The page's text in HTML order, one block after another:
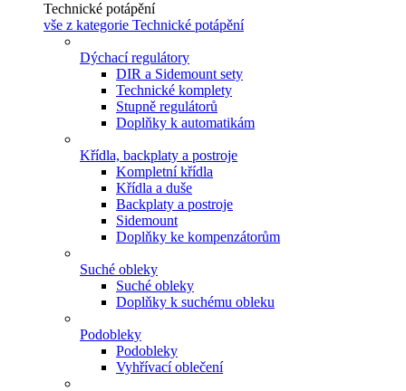
Technické potápění
vše z kategorie Technické potápění
Dýchací regulátory
DIR a Sidemount sety
Technické komplety
Stupně regulátorů
Doplňky k automatikám
Křídla, backplaty a postroje
Kompletní křídla
Křídla a duše
Backplaty a postroje
Sidemount
Doplňky ke kompenzátorům
Suché obleky
Suché obleky
Doplňky k suchému obleku
Podobleky
Podobleky
Vyhřívací oblečení